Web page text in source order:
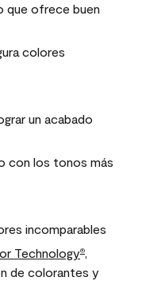
que ofrece buen
colores
un acabado
con los tonos más
incomparables
Technology®,
de colorantes y